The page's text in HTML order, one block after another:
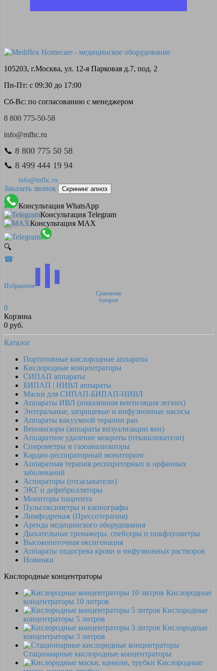
105203, г.Москва, ул. 12-я Парковая д.7, под. 2
Пн-Пт: с 09:30 до 17:00
Сб-Вс: по согласованию с менеджером
8 800 775-50-58
info@mfhc.ru
📞 8 800 775 50 58
📞 8 499 444 19 94
info@mfhc.ru
Заказать звонок Скрининг апноэ
Консультация WhatsApp
Консультация Telegram
Консультация MAX
🔍
☎
Избранное
Сравнение
товаров
0
Корзина
0 руб.
Каталог
Портативные кислородные аппараты
Кислородные концентраторы
СИПАП аппараты
БИПАП | НИВЛ аппараты
Маски для СИПАП-БИПАП-НИВЛ
Аппараты ИВЛ (инвазивная вентиляция легких)
Энтеральные, шприцевые и инфузионные насосы
Аппараты вакуумной терапии ран
Веновизоры (аппараты визуализации вен)
Аппаратное удаление мокроты (откашливатели)
Спирометры и газоанализаторы
Кардио-респираторный мониторинг
Аппаратная терапия респираторных и орфанных
заболеваний
Аспираторы (отсасыватели)
ЭКГ и дефибрилляторы
Мониторы пациента
Пульсоксиметры и капнографы
Лимфодренаж (Прессотерапия)
Аренда медицинского оборудования
Дыхательные тренажеры, спейсеры и пикфлуометры
Высокопоточная оксигенация
Аппараты подогрева крови и инфузионных растворов
Новинки
Кислородные концентраторы
Кислородные
концентраторы 10 литров
Кислородные
концентраторы 5 литров
Кислородные
концентраторы 3 литров
Стационарные кислородные концентраторы
Кислородные